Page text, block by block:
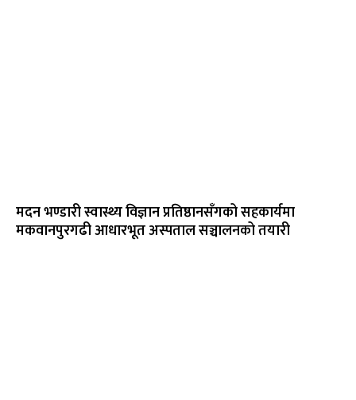
मदन भण्डारी स्वास्थ्य विज्ञान प्रतिष्ठानसँगको सहकार्यमा
मकवानपुरगढी आधारभूत अस्पताल सञ्चालनको तयारी